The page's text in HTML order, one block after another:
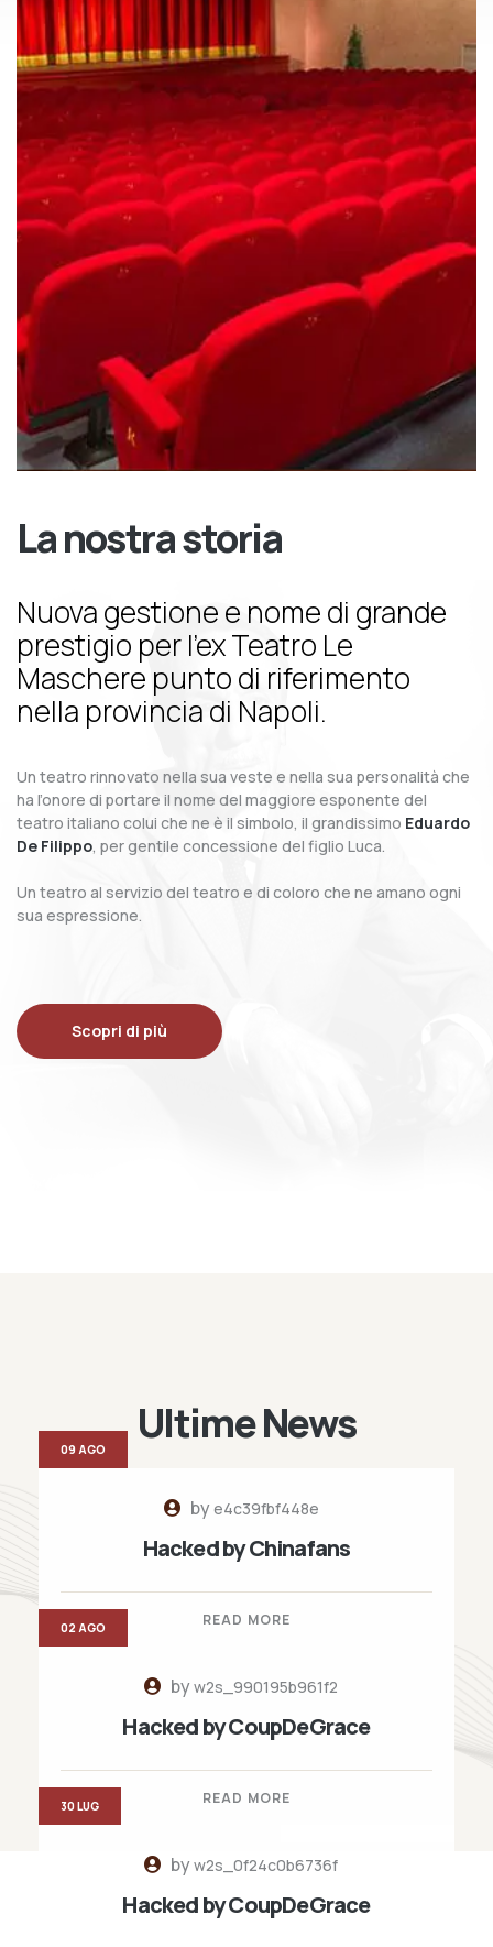
La nostra storia
Nuova gestione e nome di grande
prestigio per l’ex Teatro Le
Maschere punto di riferimento
nella provincia di Napoli.
Un teatro rinnovato nella sua veste e nella sua personalità che
ha l’onore di portare il nome del maggiore esponente del
teatro italiano colui che ne è il simbolo, il grandissimo Eduardo
De Filippo, per gentile concessione del figlio Luca.
Un teatro al servizio del teatro e di coloro che ne amano ogni
sua espressione.
Scopri di più
Ultime News
bye4c39fbf448e
Hacked by Chinafans
READ MORE
09 AGO
byw2s_990195b961f2
Hacked by CoupDeGrace
READ MORE
02 AGO
byw2s_0f24c0b6736f
Hacked by CoupDeGrace
30 LUG